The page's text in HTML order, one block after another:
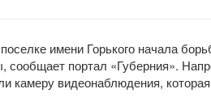
имени Горького начала
сообщает портал «Губерния».
камеру видеонаблюдения,